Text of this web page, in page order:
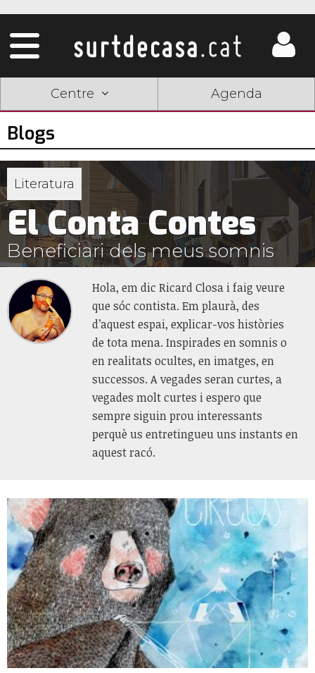
Centre Agenda
Blogs
Literatura
El Conta Contes
Beneficiari dels meus somnis
Hola, em dic Ricard Closa i faig veure
que sóc contista. Em plaurà, des
d’aquest espai, explicar-vos històries
de tota mena. Inspirades en somnis o
en realitats ocultes, en imatges, en
successos. A vegades seran curtes, a
vegades molt curtes i espero que
sempre siguin prou interessants
perquè us entretingueu uns instants en
aquest racó.